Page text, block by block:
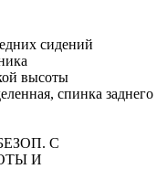
сидений
высоты
спинка заднего
С
И